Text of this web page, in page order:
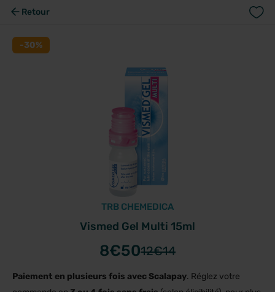
Retour
TRB CHEMEDICA
Vismed Gel Multi 15ml
8€5012€14
Paiement en plusieurs fois avec Scalapay. Réglez votre
-30%